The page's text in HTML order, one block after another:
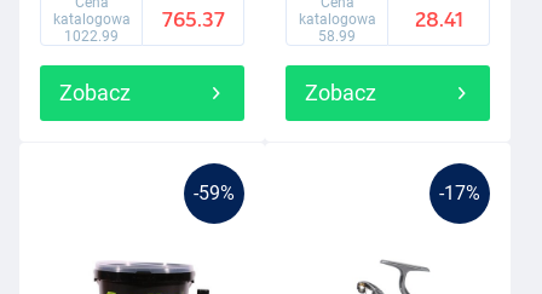
katalogowa
1022.99
765.37
Zobacz
katalogowa
58.99
28.41
Zobacz
-59% -17%